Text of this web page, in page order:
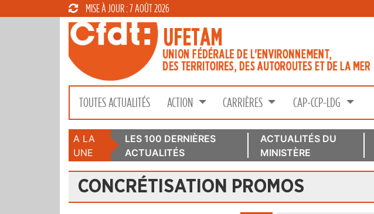
MISE À JOUR : 7 AOÛT 2026
TOUTES ACTUALITÉS ACTION CARRIÈRES CAP-CCP-LDG
A LA
UNE
LES 100 DERNIÈRES
ACTUALITÉS
ACTUALITÉS DU
MINISTÈRE
CONCRÉTISATION PROMOS